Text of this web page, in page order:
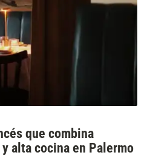
que combina
alta cocina en Palermo